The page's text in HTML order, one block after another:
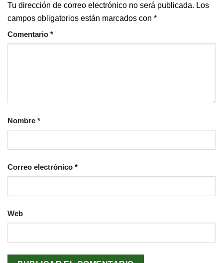
Tu dirección de correo electrónico no será publicada. Los
campos obligatorios están marcados con *
Comentario *
Nombre *
Correo electrónico *
Web